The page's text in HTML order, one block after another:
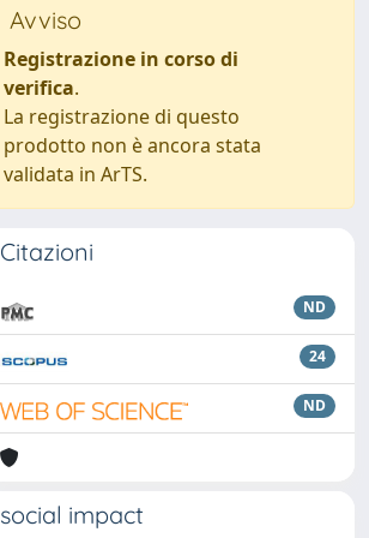
Avviso
Registrazione in corso di
verifica.
La registrazione di questo
prodotto non è ancora stata
validata in ArTS.
Citazioni
ND
24
ND
social impact